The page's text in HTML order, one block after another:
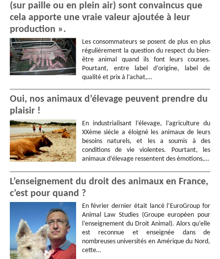
(sur paille ou en plein air) sont convaincus que
cela apporte une vraie valeur ajoutée à leur
production ».
Les consommateurs se posent de plus en plus
régulièrement la question du respect du bien-
être animal quand ils font leurs courses.
Pourtant, entre label d’origine, label de
qualité et prix à l’achat,…
Oui, nos animaux d’élevage peuvent prendre du
plaisir !
En industrialisant l’élevage, l’agriculture du
XXème siècle a éloigné les animaux de leurs
besoins naturels, et les a soumis à des
conditions de vie violentes. Pourtant, les
animaux d’élevage ressentent des émotions,…
L’enseignement du droit des animaux en France,
c’est pour quand ?
En février dernier était lancé l’EuroGroup for
Animal Law Studies (Groupe européen pour
l’enseignement du Droit Animal). Alors qu’elle
est reconnue et enseignée dans de
nombreuses universités en Amérique du Nord,
cette…